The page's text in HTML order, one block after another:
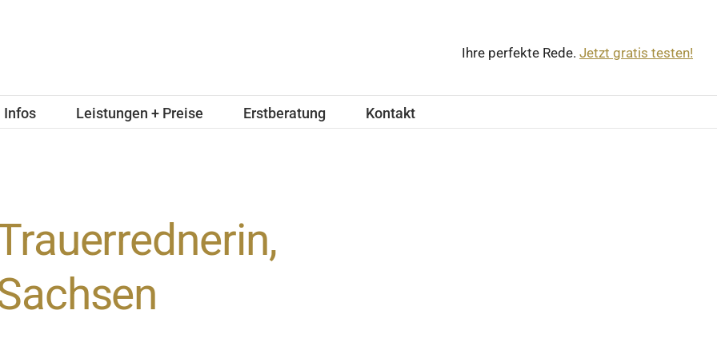
Ihre perfekte Rede. Jetzt gratis testen!
Infos Leistungen + Preise Erstberatung Kontakt